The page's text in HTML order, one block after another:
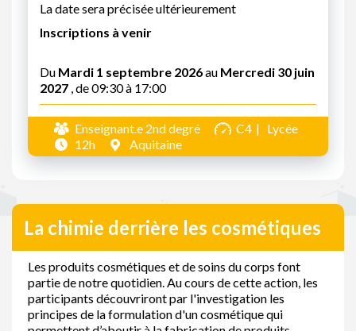
La date sera précisée ultérieurement
Inscriptions à venir
Du Mardi 1 septembre 2026au Mercredi 30 juin
2027 , de 09:30 à 17:00
Enseignant.e 2nd degré C4
Lycée
12h
Aquitaine
La chimie derrière les cosmétiques
Les produits cosmétiques et de soins du corps font
partie de notre quotidien. Au cours de cette action, les
participants découvriront par l'investigation les
principes de la formulation d'un cosmétique qui